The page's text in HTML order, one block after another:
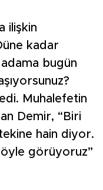
ilişkin
kadar
adama bugün
Muhalefetin
Demir, “Biri
hain diyor.
öyle görüyoruz”